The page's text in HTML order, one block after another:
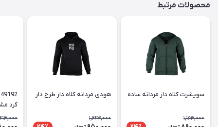
محصولات مرتبط
سویشرت کلاه دار مردانه ساده
1,163,000
هودی مردانه کلاه دار طرح دار
1,243,000
گرد